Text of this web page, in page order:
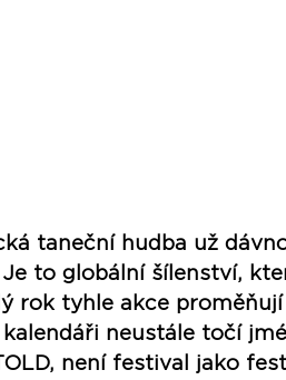
taneční hudba už
to globální šílenství,
rok tyhle akce
kalendáři neustále točí
není festival jako